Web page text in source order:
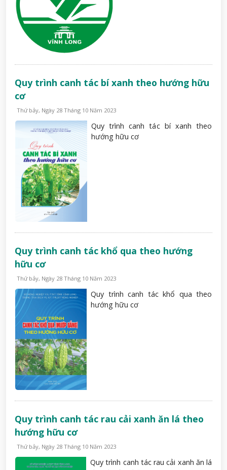
Quy trình canh tác bí xanh theo hướng hữu
cơ
Thứ bảy, Ngày 28 Tháng 10 Năm 2023
Quy trình canh tác bí xanh theo
hướng hữu cơ
Quy trình canh tác khổ qua theo hướng
hữu cơ
Thứ bảy, Ngày 28 Tháng 10 Năm 2023
Quy trình canh tác khổ qua theo
hướng hữu cơ
Quy trình canh tác rau cải xanh ăn lá theo
hướng hữu cơ
Thứ bảy, Ngày 28 Tháng 10 Năm 2023
Quy trình canh tác rau cải xanh ăn lá